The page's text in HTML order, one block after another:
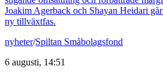
Joakim Agerback och Shayan Heidari
ny tillväxtfas.
nyheter/Spiltan Småbolagsfond
6 augusti, 14:51